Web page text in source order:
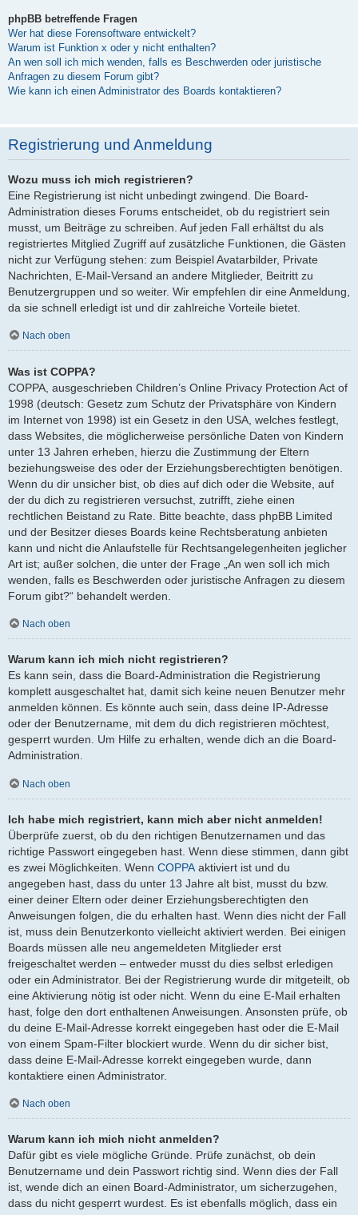
phpBB betreffende Fragen
Wer hat diese Forensoftware entwickelt?
Warum ist Funktion x oder y nicht enthalten?
An wen soll ich mich wenden, falls es Beschwerden oder juristische
Anfragen zu diesem Forum gibt?
Wie kann ich einen Administrator des Boards kontaktieren?
Registrierung und Anmeldung
Wozu muss ich mich registrieren?
Eine Registrierung ist nicht unbedingt zwingend. Die Board-
Administration dieses Forums entscheidet, ob du registriert sein
musst, um Beiträge zu schreiben. Auf jeden Fall erhältst du als
registriertes Mitglied Zugriff auf zusätzliche Funktionen, die Gästen
nicht zur Verfügung stehen: zum Beispiel Avatarbilder, Private
Nachrichten, E-Mail-Versand an andere Mitglieder, Beitritt zu
Benutzergruppen und so weiter. Wir empfehlen dir eine Anmeldung,
da sie schnell erledigt ist und dir zahlreiche Vorteile bietet.
Nach oben
Was ist COPPA?
COPPA, ausgeschrieben Children’s Online Privacy Protection Act of
1998 (deutsch: Gesetz zum Schutz der Privatsphäre von Kindern
im Internet von 1998) ist ein Gesetz in den USA, welches festlegt,
dass Websites, die möglicherweise persönliche Daten von Kindern
unter 13 Jahren erheben, hierzu die Zustimmung der Eltern
beziehungsweise des oder der Erziehungsberechtigten benötigen.
Wenn du dir unsicher bist, ob dies auf dich oder die Website, auf
der du dich zu registrieren versuchst, zutrifft, ziehe einen
rechtlichen Beistand zu Rate. Bitte beachte, dass phpBB Limited
und der Besitzer dieses Boards keine Rechtsberatung anbieten
kann und nicht die Anlaufstelle für Rechtsangelegenheiten jeglicher
Art ist; außer solchen, die unter der Frage „An wen soll ich mich
wenden, falls es Beschwerden oder juristische Anfragen zu diesem
Forum gibt?“ behandelt werden.
Nach oben
Warum kann ich mich nicht registrieren?
Es kann sein, dass die Board-Administration die Registrierung
komplett ausgeschaltet hat, damit sich keine neuen Benutzer mehr
anmelden können. Es könnte auch sein, dass deine IP-Adresse
oder der Benutzername, mit dem du dich registrieren möchtest,
gesperrt wurden. Um Hilfe zu erhalten, wende dich an die Board-
Administration.
Nach oben
Ich habe mich registriert, kann mich aber nicht anmelden!
Überprüfe zuerst, ob du den richtigen Benutzernamen und das
richtige Passwort eingegeben hast. Wenn diese stimmen, dann gibt
es zwei Möglichkeiten. Wenn COPPA aktiviert ist und du
angegeben hast, dass du unter 13 Jahre alt bist, musst du bzw.
einer deiner Eltern oder deiner Erziehungsberechtigten den
Anweisungen folgen, die du erhalten hast. Wenn dies nicht der Fall
ist, muss dein Benutzerkonto vielleicht aktiviert werden. Bei einigen
Boards müssen alle neu angemeldeten Mitglieder erst
freigeschaltet werden – entweder musst du dies selbst erledigen
oder ein Administrator. Bei der Registrierung wurde dir mitgeteilt, ob
eine Aktivierung nötig ist oder nicht. Wenn du eine E-Mail erhalten
hast, folge den dort enthaltenen Anweisungen. Ansonsten prüfe, ob
du deine E-Mail-Adresse korrekt eingegeben hast oder die E-Mail
von einem Spam-Filter blockiert wurde. Wenn du dir sicher bist,
dass deine E-Mail-Adresse korrekt eingegeben wurde, dann
kontaktiere einen Administrator.
Nach oben
Warum kann ich mich nicht anmelden?
Dafür gibt es viele mögliche Gründe. Prüfe zunächst, ob dein
Benutzername und dein Passwort richtig sind. Wenn dies der Fall
ist, wende dich an einen Board-Administrator, um sicherzugehen,
dass du nicht gesperrt wurdest. Es ist ebenfalls möglich, dass ein